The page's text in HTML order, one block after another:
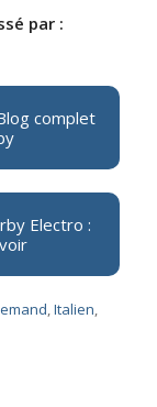
par :
complet
Electro :
Italien